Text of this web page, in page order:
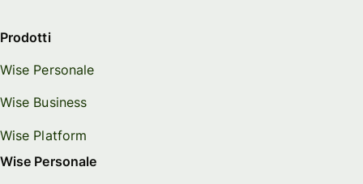
Prodotti
Wise Personale
Wise Business
Wise Platform
Wise Personale